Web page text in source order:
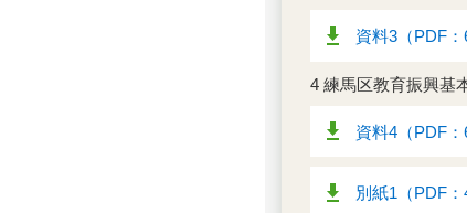
資料3（PDF：
4 練馬区教育振興基
資料4（PDF：
別紙1（PDF：